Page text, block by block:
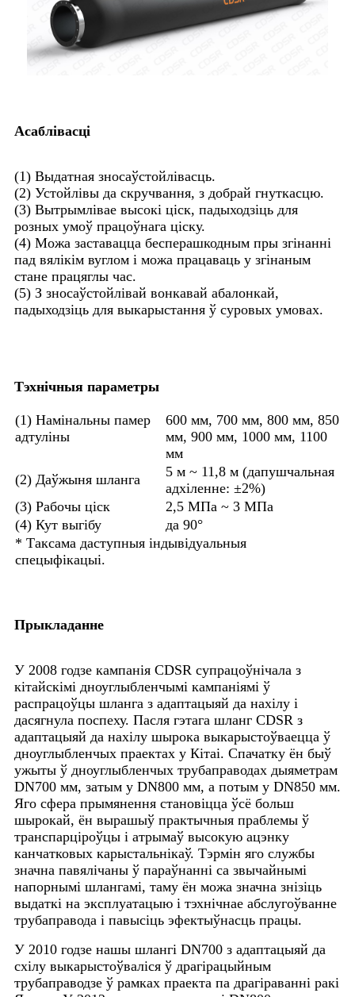
Асаблівасці
(1) Выдатная зносаўстойлівасць.
(2) Устойлівы да скручвання, з добрай гнуткасцю.
(3) Вытрымлівае высокі ціск, падыходзіць для
розных умоў працоўнага ціску.
(4) Можа заставацца бесперашкодным пры згінанні
пад вялікім вуглом і можа працаваць у згінаным
стане працяглы час.
(5) З зносаўстойлівай вонкавай абалонкай,
падыходзіць для выкарыстання ў суровых умовах.
Тэхнічныя параметры
(1) Намінальны памер
адтуліны
600 мм, 700 мм, 800 мм, 850
мм, 900 мм, 1000 мм, 1100
мм
(2) Даўжыня шланга
5 м ~ 11,8 м (дапушчальная
адхіленне: ±2%)
(3) Рабочы ціск
2,5 МПа ~ 3 МПа
(4) Кут выгібу
да 90°
* Таксама даступныя індывідуальныя
спецыфікацыі.
Прыкладанне
У 2008 годзе кампанія CDSR супрацоўнічала з
кітайскімі дноуглыбленчымі кампаніямі ў
распрацоўцы шланга з адаптацыяй да нахілу і
дасягнула поспеху. Пасля гэтага шланг CDSR з
адаптацыяй да нахілу шырока выкарыстоўваецца ў
дноуглыбленчых праектах у Кітаі. Спачатку ён быў
ужыты ў дноуглыбленчых трубаправодах дыяметрам
DN700 мм, затым у DN800 мм, а потым у DN850 мм.
Яго сфера прымянення становіцца ўсё больш
шырокай, ён вырашыў практычныя праблемы ў
транспарціроўцы і атрымаў высокую ацэнку
канчатковых карыстальнікаў. Тэрмін яго службы
значна павялічаны ў параўнанні са звычайнымі
напорнымі шлангамі, таму ён можа значна знізіць
выдаткі на эксплуатацыю і тэхнічнае абслугоўванне
трубаправода і павысіць эфектыўнасць працы.
У 2010 годзе нашы шлангі DN700 з адаптацыяй да
схілу выкарыстоўваліся ў драгірацыйным
трубаправодзе ў рамках праекта па драгіраванні ракі